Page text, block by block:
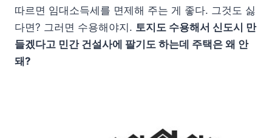
따르면 임대소득세를 면제해 주는 게 좋다. 그것도 싫
다면? 그러면 수용해야지. 토지도 수용해서 신도시 만
들겠다고 민간 건설사에 팔기도 하는데 주택은 왜 안
돼?